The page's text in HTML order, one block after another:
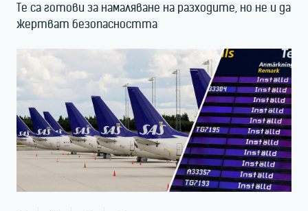
Те са готови за намаляване на разходите, но не и да
жертват безопасността